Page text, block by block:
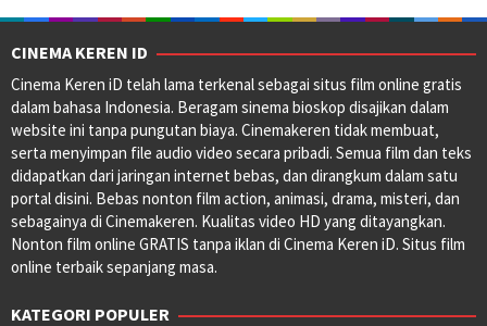
CINEMA KEREN ID
Cinema Keren iD telah lama terkenal sebagai situs film online gratis
dalam bahasa Indonesia. Beragam sinema bioskop disajikan dalam
website ini tanpa pungutan biaya. Cinemakeren tidak membuat,
serta menyimpan file audio video secara pribadi. Semua film dan teks
didapatkan dari jaringan internet bebas, dan dirangkum dalam satu
portal disini. Bebas nonton film action, animasi, drama, misteri, dan
sebagainya di Cinemakeren. Kualitas video HD yang ditayangkan.
Nonton film online GRATIS tanpa iklan di Cinema Keren iD. Situs film
online terbaik sepanjang masa.
KATEGORI POPULER